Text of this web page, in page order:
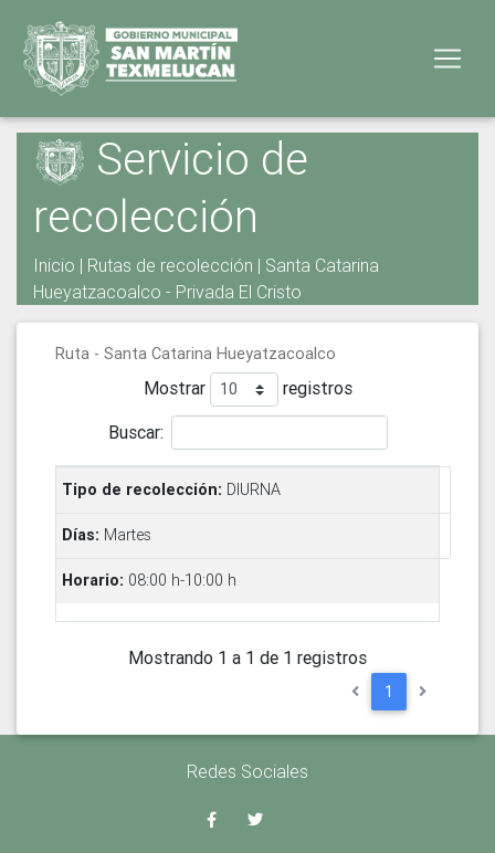
Servicio de
recolección
Inicio | Rutas de recolección | Santa Catarina
Hueyatzacoalco - Privada El Cristo
Ruta - Santa Catarina Hueyatzacoalco
Mostrar
registros
Buscar:
DIURNA
Martes
08:00 h-10:00 h
Mostrando 1 a 1 de 1 registros
1
Redes Sociales